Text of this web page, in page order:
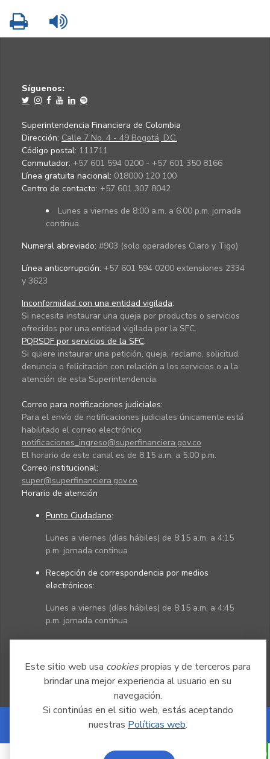
Este sitio web usa cookiespropias y de terceros para
brindar una mejor experiencia al usuario en su
navegación.
Si continúas en el sitio web, estás aceptando
nuestras Políticas web.
Imprimir
Síguenos:
Superintendencia Financiera de Colombia
Dirección: Calle 7 No. 4 - 49 Bogotá, D.C.
Código postal: 111711
Conmutador: +57 601 594 0200 - +57 601 350 8166
Línea gratuita nacional: 018000 120 100
Centro de contacto: +57 601 307 8042
Lunes a viernes de 8:00 a.m. a 6:00 p.m. jornada
continua.
Numeral abreviado: #903 (solo operadores Claro y Tigo)
Línea anticorrupción: +57 601 594 0200 extensiones 2334
y 3623
Inconformidad con una entidad vigilada:
Si necesita instaurar una queja por productos o servicios
ofrecidos por una entidad vigilada por la SFC.
PQRSDF por servicios de la SFC:
Si quiere instaurar una petición, queja, reclamo, solicitud,
denuncia o felicitación con relación a los servicios o a la
atención de esta Superintendencia.
Correo para notificaciones judiciales:
Para el envío de notificaciones judiciales únicamente está
habilitado el correo electrónico
notificaciones_ingreso@superfinanciera.gov.co
El horario de este canal es de 8:15 a.m. a 5:00 p.m.
Correo institucional:
super@superfinanciera.gov.co
Horario de atención
Punto Ciudadano:
Lunes a viernes (días hábiles) de 8:15 a.m. a 4:15
p.m. jornada continua
Recepción de correspondencia por medios
electrónicos:
Lunes a viernes (días hábiles) de 8:15 a.m. a 4:45
p.m. jornada continua
Powered by Nexura